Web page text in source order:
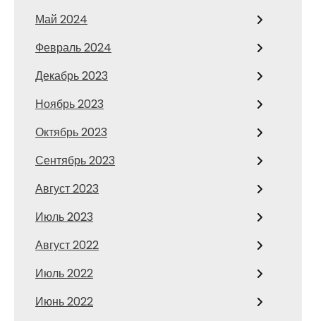
Май 2024
Февраль 2024
Декабрь 2023
Ноябрь 2023
Октябрь 2023
Сентябрь 2023
Август 2023
Июль 2023
Август 2022
Июль 2022
Июнь 2022